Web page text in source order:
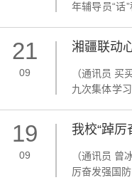
年辅导员“话
龙，我校学
湘疆联动
（通讯员
九次集体学
记郭铭伟，
21
09
我校“踔
（通讯员 曾
厉奋发强国
19
09